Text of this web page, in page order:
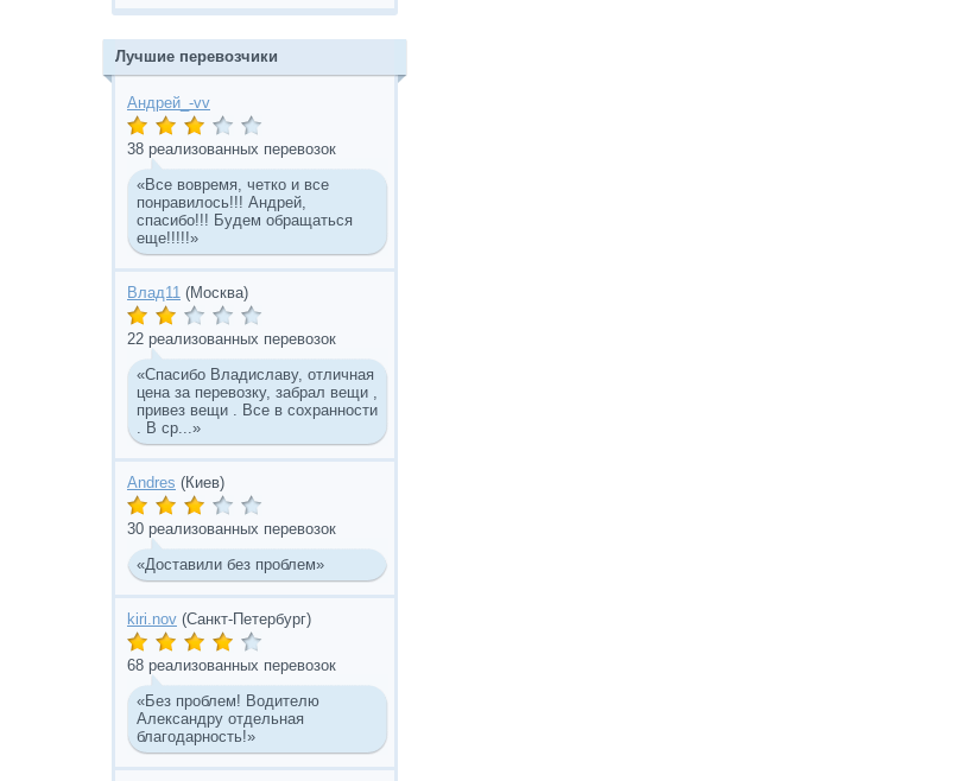
Лучшие перевозчики
Андрей_-vv
38 реализованных перевозок
«Все вовремя, четко и все
понравилось!!! Андрей,
спасибо!!! Будем обращаться
еще!!!!!»
Влад11 (Москва)
22 реализованных перевозок
«Спасибо Владиславу, отличная
цена за перевозку, забрал вещи ,
привез вещи . Все в сохранности
. В ср...»
Andres (Киев)
30 реализованных перевозок
«Доставили без проблем»
kiri.nov (Санкт-Петербург)
68 реализованных перевозок
«Без проблем! Водителю
Александру отдельная
благодарность!»